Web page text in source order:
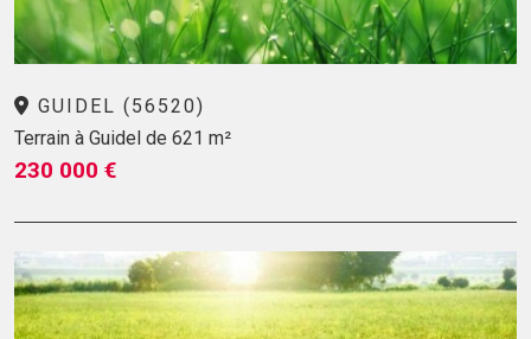
GUIDEL (56520)
Terrain à Guidel de 621 m²
230 000 €